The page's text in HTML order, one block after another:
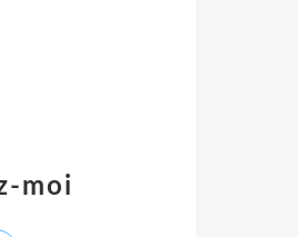
moi